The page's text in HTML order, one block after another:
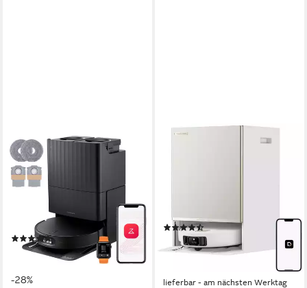
ROBOROCK
Saugroboter mit
Wischfunktion Qrevo Edge 2,
Dual Anti-Tangle System,
25.000 Pa
Größe Staubbehälter
(7)
649,99 € UVP899,99 €
mtl. in 48 Raten
-28%
(21)
ab 1.199,00 € UVP
34,81 €mtl. in 48 Raten
lieferbar - am nächsten Werktag